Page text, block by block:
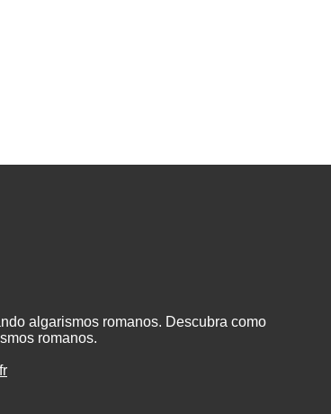
algarismos romanos. Descubra como
romanos.